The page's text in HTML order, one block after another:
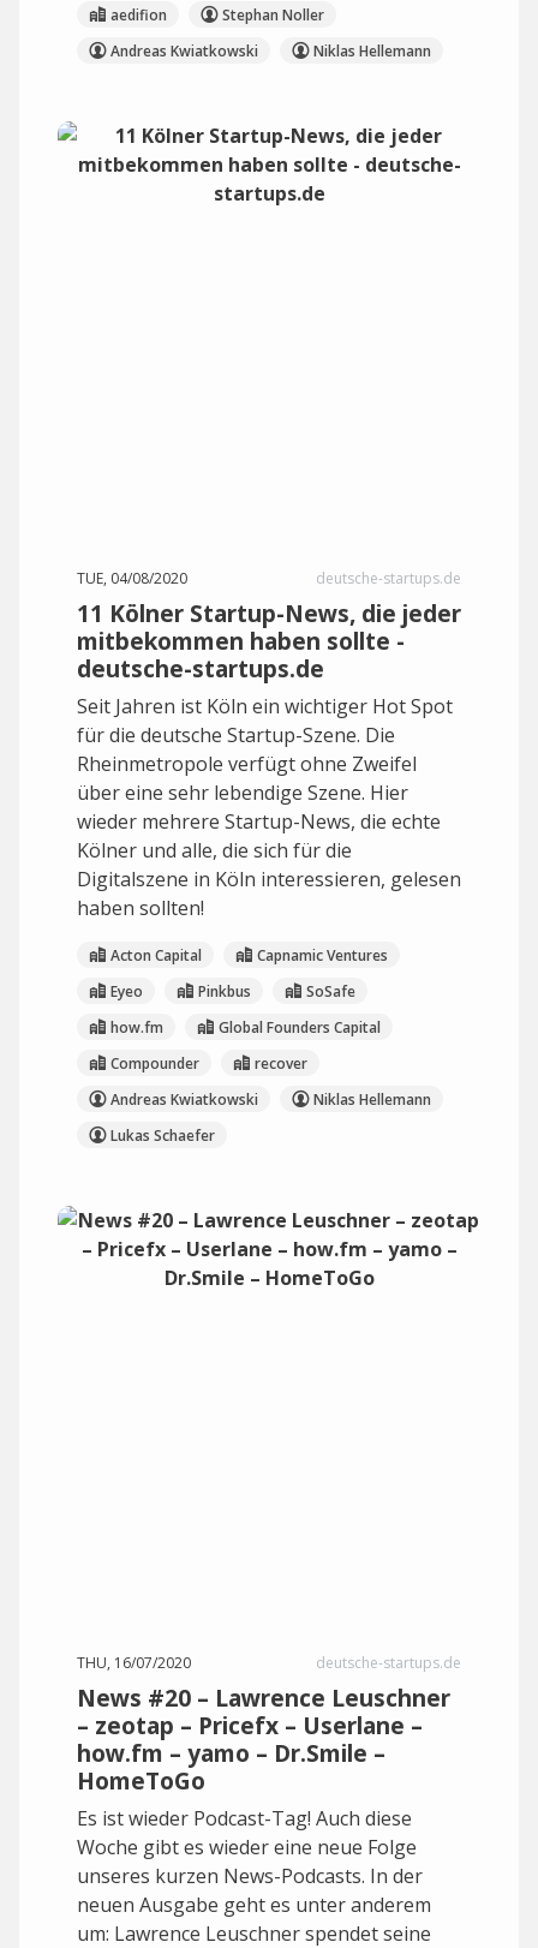
aedifion
Stephan Noller
Andreas Kwiatkowski
Niklas Hellemann
TUE, 04/08/2020 deutsche-startups.de
11 Kölner Startup-News, die jeder
mitbekommen haben sollte -
deutsche-startups.de
Seit Jahren ist Köln ein wichtiger Hot Spot
für die deutsche Startup-Szene. Die
Rheinmetropole verfügt ohne Zweifel
über eine sehr lebendige Szene. Hier
wieder mehrere Startup-News, die echte
Kölner und alle, die sich für die
Digitalszene in Köln interessieren, gelesen
haben sollten!
Acton Capital
Capnamic Ventures
Eyeo
Pinkbus
SoSafe
how.fm
Global Founders Capital
Compounder
recover
Andreas Kwiatkowski
Niklas Hellemann
Lukas Schaefer
THU, 16/07/2020 deutsche-startups.de
News #20 – Lawrence Leuschner
– zeotap – Pricefx – Userlane –
how.fm – yamo – Dr.Smile –
HomeToGo
Es ist wieder Podcast-Tag! Auch diese
Woche gibt es wieder eine neue Folge
unseres kurzen News-Podcasts. In der
neuen Ausgabe geht es unter anderem
um: Lawrence Leuschner spendet seine